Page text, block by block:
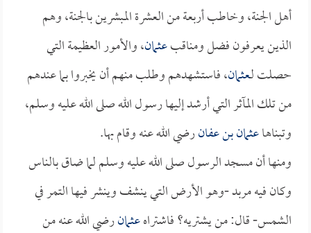
أهل الجنة، وخاطب أربعة من العشرة المبشرين بالجنة، وهم
الذين يعرفون فضل ومناقبعثمان، والأمور العظيمة التي
حصلت لـعثمان، فاستشهدهم وطلب منهم أن يخبروا بما عندهم
من تلك المآثر التي أرشد إليها رسول الله صلى الله عليه وسلم،
وتبناهاعثمان بن عفانرضي الله عنه وقام بها.
ومنها أن مسجد الرسول صلى الله عليه وسلم لما ضاق بالناس
وكان فيه مربد -وهو الأرض التي ينشف وينشر فيها التمر في
الشمس- قال: من يشتريه؟ فاشتراهعثمانرضي الله عنه من